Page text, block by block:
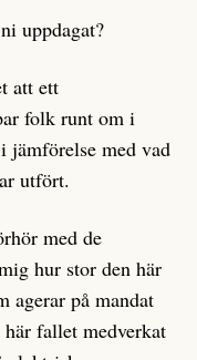
uppdagat?
att ett
folk runt om i
jämförelse med vad
utfört.
med de
hur stor den här
agerar på mandat
fallet medverkat